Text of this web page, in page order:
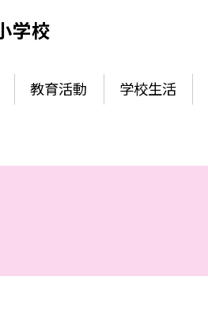
学校
教育活動 学校生活